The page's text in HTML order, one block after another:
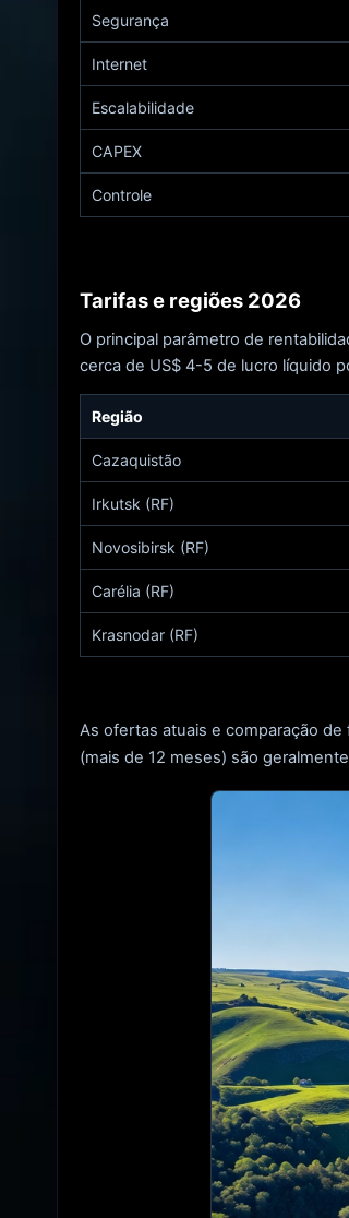
Segurança
Internet
Escalabilidade
CAPEX
Controle
Tarifas e regiões 2026
O principal parâmetro de
cerca de US$ 4-5 de lucro líquido
Região
Cazaquistão
Irkutsk (RF)
Novosibirsk (RF)
Carélia (RF)
Krasnodar (RF)
As ofertas atuais e comparação
(mais de 12 meses) são